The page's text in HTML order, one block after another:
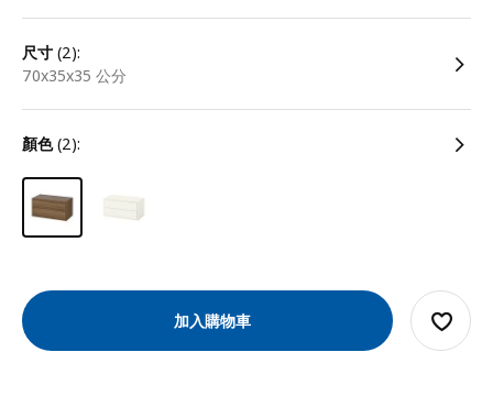
尺寸 (2):
70x35x35 公分
顏色(2):
加入購物車